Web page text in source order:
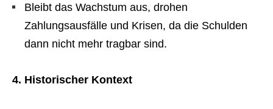
Bleibt das Wachstum aus, drohen
Zahlungsausfälle und Krisen, da die Schulden
dann nicht mehr tragbar sind.
4. Historischer Kontext